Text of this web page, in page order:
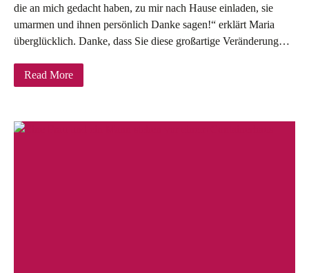
die an mich gedacht haben, zu mir nach Hause einladen, sie
umarmen und ihnen persönlich Danke sagen!“ erklärt Maria
überglücklich. Danke, dass Sie diese großartige Veränderung…
Read More